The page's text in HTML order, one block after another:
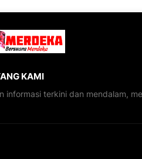
KAMI
terkini dan mendalam,